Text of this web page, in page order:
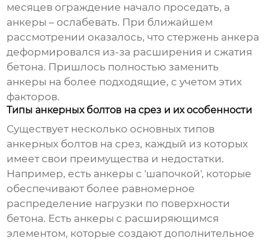
месяцев ограждение начало проседать, а
анкеры – ослабевать. При ближайшем
рассмотрении оказалось, что стержень анкера
деформировался из-за расширения и сжатия
бетона. Пришлось полностью заменить
анкеры на более подходящие, с учетом этих
факторов.
Типы анкерных болтов на срез и их особенности
Существует несколько основных типов
анкерных болтов на срез, каждый из которых
имеет свои преимущества и недостатки.
Например, есть анкеры с 'шапочкой', которые
обеспечивают более равномерное
распределение нагрузки по поверхности
бетона. Есть анкеры с расширяющимся
элементом, которые создают дополнительное